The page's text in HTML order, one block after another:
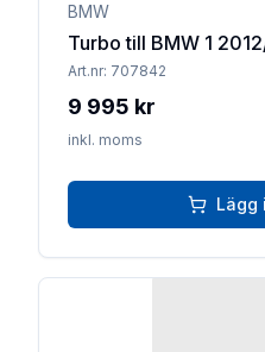
BMW
Turbo till BMW 1
Art.nr: 707842
9 995 kr
inkl. moms
Lägg